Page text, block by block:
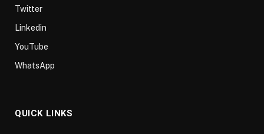
Twitter
Linkedin
YouTube
WhatsApp
QUICK LINKS